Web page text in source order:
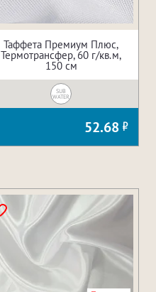
Таффета Премиум Плюс,
Термотрансфер, 60 г/кв.м,
150 см
SUB
WATER
52.68